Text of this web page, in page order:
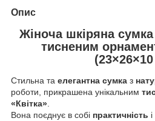
Опис
Жіноча шкіряна
тисненим
Стильна та елегантна сумка з
роботи, прикрашена унікальним
«Квітка».
Вона поєднує в собі практичність і